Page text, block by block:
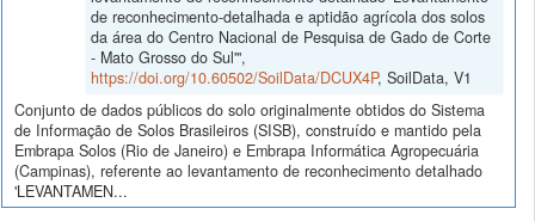
de reconhecimento-detalhada e aptidão agrícola dos solos
da área do Centro Nacional de Pesquisa de Gado de Corte
- Mato Grosso do Sul'",
https://doi.org/10.60502/SoilData/DCUX4P, SoilData, V1
Conjunto de dados públicos do solo originalmente obtidos do Sistema
de Informação de Solos Brasileiros (SISB), construído e mantido pela
Embrapa Solos (Rio de Janeiro) e Embrapa Informática Agropecuária
(Campinas), referente ao levantamento de reconhecimento detalhado
'LEVANTAMEN...